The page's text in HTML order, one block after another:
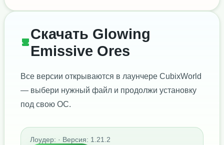
Скачать Glowing
Emissive Ores
Все версии открываются в лаунчере CubixWorld
— выбери нужный файл и продолжи установку
под свою ОС.
Лоудер: · Версия: 1.21.2